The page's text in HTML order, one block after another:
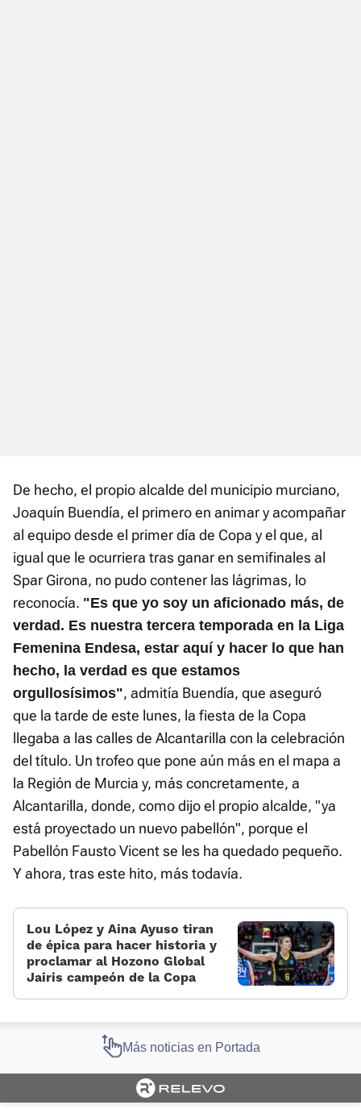
De hecho, el propio alcalde del municipio murciano,
Joaquín Buendía, el primero en animar y acompañar
al equipo desde el primer día de Copa y el que, al
igual que le ocurriera tras ganar en semifinales al
Spar Girona, no pudo contener las lágrimas, lo
reconocía. "Es que yo soy un aficionado más, de
verdad. Es nuestra tercera temporada en la Liga
Femenina Endesa, estar aquí y hacer lo que han
hecho, la verdad es que estamos
orgullosísimos", admitía Buendía, que aseguró
que la tarde de este lunes, la fiesta de la Copa
llegaba a las calles de Alcantarilla con la celebración
del título. Un trofeo que pone aún más en el mapa a
la Región de Murcia y, más concretamente, a
Alcantarilla, donde, como dijo el propio alcalde, "ya
está proyectado un nuevo pabellón", porque el
Pabellón Fausto Vicent se les ha quedado pequeño.
Y ahora, tras este hito, más todavía.
Lou López y Aina Ayuso tiran
de épica para hacer historia y
proclamar al Hozono Global
Jairis campeón de la Copa
Más noticias en Portada